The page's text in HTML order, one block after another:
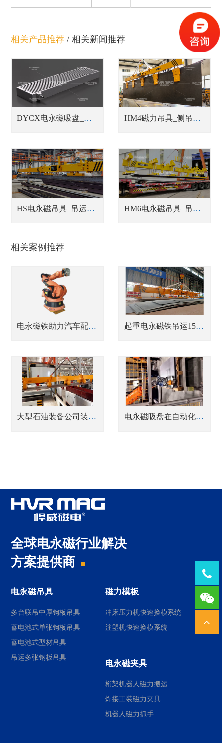
相关产品推荐 /相关新闻推荐
DYCX电永磁吸盘_铣床用电永磁吸盘 HM4磁力吊具_侧吊型钢板翻转吊具
HS电永磁吊具_吊运型材吊具 HM6电永磁吊具_吊运多张钢板吊具
相关案例推荐
电永磁铁助力汽车配件智能制造之刹车盘搬运 起重电永磁铁吊运15吨重长钢板
大型石油装备公司装备钢板磁力吊具分组控制 电永磁吸盘在自动化打托码垛领域的应用_磁力抓手搬运圆形工件
全球电永磁行业解决
方案提供商
电永磁吊具
多台联吊中厚钢板吊具
蓄电池式单张钢板吊具
蓄电池式型材吊具
吊运多张钢板吊具
磁力模板
冲床压力机快速换模系统
注塑机快速换模系统
电永磁夹具
桁架机器人磁力搬运
焊接工装磁力夹具
机器人磁力抓手
Tel：